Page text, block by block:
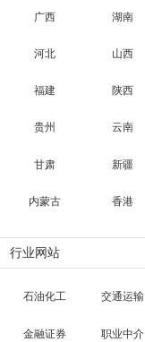
广西 湖南
河北 山西
福建 陕西
贵州 云南
甘肃 新疆
内蒙古 香港
行业网站
石油化工 交通运输
金融证券 职业中介